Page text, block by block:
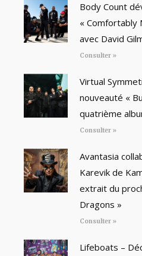
Body Count
« Comfortably
avec David
Consulter »
Virtual
nouveauté «
quatrième
Consulter »
Avantasia
Karevik de
extrait du
Dragons »
Consulter »
Lifeboats –